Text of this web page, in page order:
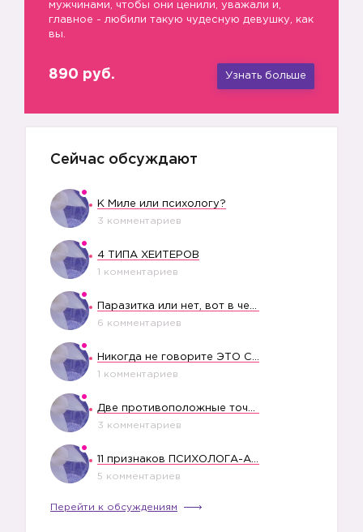
мужчинами, чтобы они ценили, уважали и,
главное - любили такую чудесную девушку, как
вы.
890 руб. Узнать больше
Сейчас обсуждают
К Миле или психологу?
3 комментариев
4 ТИПА ХЕЙТЕРОВ
1 комментариев
6 комментариев
1 комментариев
3 комментариев
5 комментариев
Перейти к обсуждениям